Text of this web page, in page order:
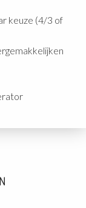
keuze (4/3 of